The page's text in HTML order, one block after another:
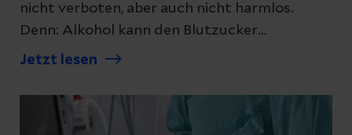
nicht verboten, aber auch nicht harmlos.
Denn: Alkohol kann den Blutzucker
beeinflussen und Unterzuckerungen
oder bestimmte Diabetes-Medikamente
wirken. Was Sie dazu wissen müssen, haben
Jetzt lesen